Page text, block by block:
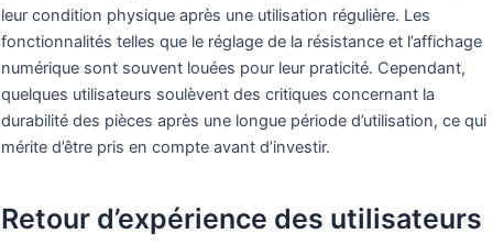
leur condition physique après une utilisation régulière. Les
fonctionnalités telles que le réglage de la résistance et l’affichage
numérique sont souvent louées pour leur praticité. Cependant,
quelques utilisateurs soulèvent des critiques concernant la
durabilité des pièces après une longue période d’utilisation, ce qui
mérite d’être pris en compte avant d’investir.
Retour d’expérience des utilisateurs